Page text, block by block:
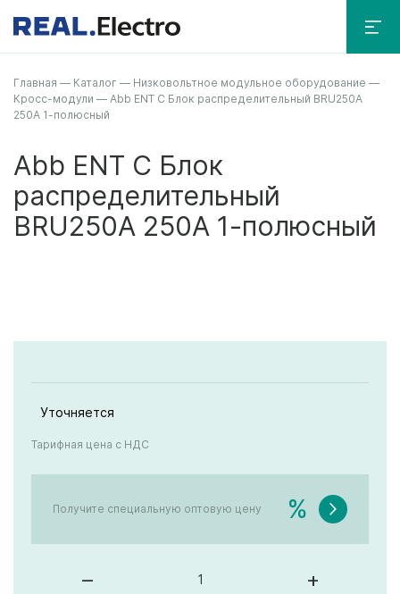
Главная — Каталог — Низковольтное модульное оборудование —
Кросс-модули — Abb ENT C Блок распределительный BRU250A
250А 1-полюсный
Abb ENT C Блок
распределительный
BRU250A 250А 1-полюсный
Уточняется
Тарифная цена с НДС
Получите специальную оптовую цену %
– +